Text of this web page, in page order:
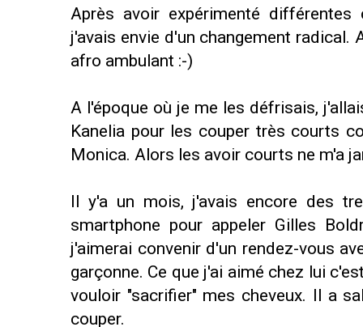
Après avoir expérimenté
j'avais envie d'un changement radical.
afro ambulant :-)
A l'époque où je me les défrisais,
Kanelia pour les couper très courts
Monica. Alors les avoir courts ne m'a
Il y'a un mois, j'avais encore des
smartphone pour appeler Gilles
j'aimerai convenir d'un rendez-vous
garçonne. Ce que j'ai aimé chez lui
vouloir "sacrifier" mes cheveux. Il a
couper.